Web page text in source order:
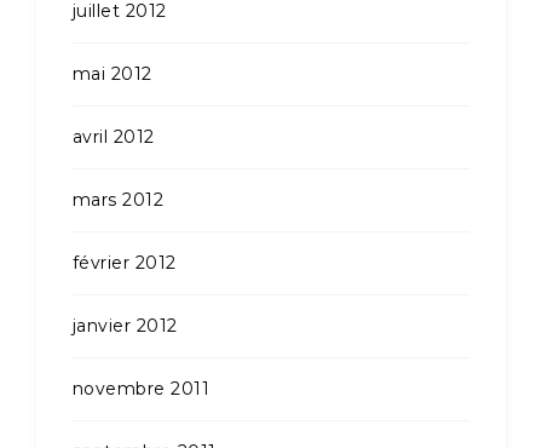
juillet 2012
mai 2012
avril 2012
mars 2012
février 2012
janvier 2012
novembre 2011